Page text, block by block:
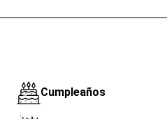
Cumpleaños